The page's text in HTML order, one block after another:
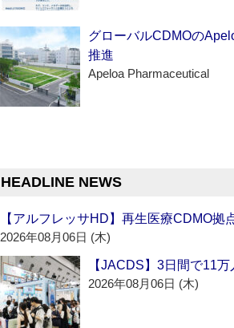
グローバルCDMOの
推進
Apeloa Pharmaceutical
HEADLINE NEWS
【アルフレッサHD】再生医療CDMO拠
2026年08月06日 (木)
【JACDS】3日間で11
2026年08月06日 (木)